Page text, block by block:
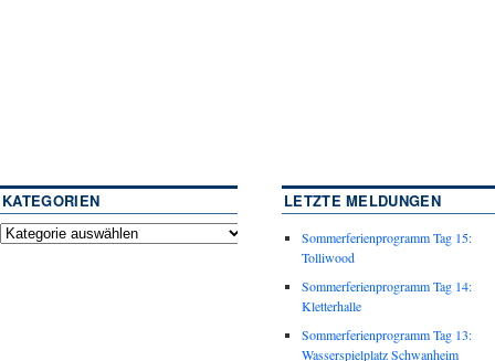
KATEGORIEN LETZTE MELDUNGEN
Sommerferienprogramm Tag 15:
Tolliwood
Sommerferienprogramm Tag 14:
Kletterhalle
Sommerferienprogramm Tag 13:
Wasserspielplatz Schwanheim